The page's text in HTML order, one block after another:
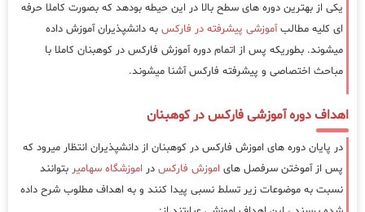
یکی از بهترین دوره های سطح بالا در این حیطه بودهد که بصورت کاملا حرفه
ای کلیه مطالبآموزشی پیشرفته در فارکس به دانشپذیران آموزش داده
میشوند. بطوریکه پس از اتمام دوره آموزش فارکس در کوهبنان کاملا با
مباحث اختصاصی و پیشرفته فارکس آشنا میشوند.
اهداف دوره آموزشی فارکس در کوهبنان
در پایان دوره های اموزش فارکس در کوهبنان از دانشپذیران انتظار میرود که
پس از آموختن سرفصل های اموزش فارکس در اموزشگاه سهامیر بتوانند
نسبت به موضوعات زیر تسلط نسبی پیدا کنند و به اهداف مطلوب شرح داده